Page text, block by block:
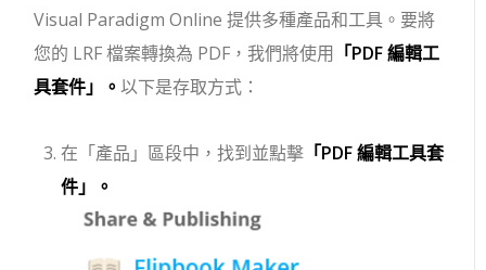
Visual Paradigm Online 提供多種產品和工具。要將
您的 LRF 檔案轉換為 PDF，我們將使用 「PDF 編輯工
具套件」。以下是存取方式：
在「產品」區段中，找到並點擊 「PDF 編輯工具套
件」。